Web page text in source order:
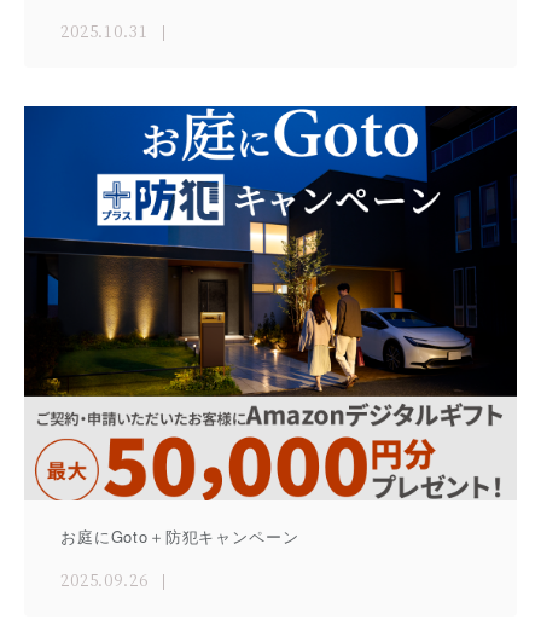
2025.10.31
お庭にGoto＋防犯キャンペーン
2025.09.26